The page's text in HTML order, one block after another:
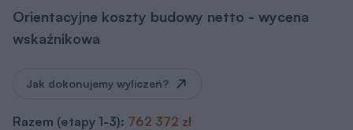
Orientacyjne koszty budowy netto - wycena
wskaźnikowa
Jak dokonujemy wyliczeń?
Razem (etapy 1-3): 762 372 zł